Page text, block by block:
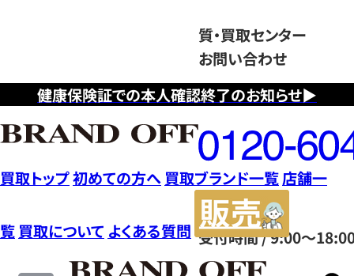
健康保険証での本人確認終了のお知らせ▶
質・買取センター
お問い合わせ
フ
リ
ー
ダ
イ
ヤ
ル
0120604117
受付時間 / 9:00～
買取トップ初めての方へ 買取ブランド一覧店舗一
覧 買取について よくある質問
サ